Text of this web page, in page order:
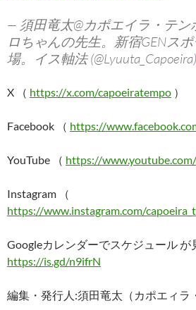
— 須田竜太@カポエイラ・テ
ロちゃんの先生。新宿GENス
場。イス軸法 (@Lyuuta_Capoeira)
X （ https://x.com/capoeiratempo ）
Facebook （ https://
YouTube （ https://
Instagram （
https://www.instagram.com/
Googleカレンダーでスケジュール が
https://is.gd/n9ifrN
編集・発行人:須田竜太（カポエィラ